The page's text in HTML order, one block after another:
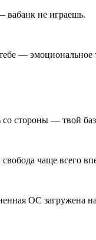
вабанк не играешь.
— эмоциональное
со стороны — твой
чаще всего
ОС загружена